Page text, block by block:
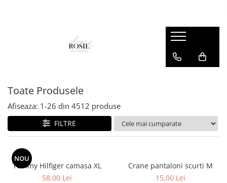
Femei
Genti
Blugi
Bluze/Topuri
Cardigane
Colanti
Copii
Bluze
Camasi
Geci
Hanorace
Pantaloni
Pantaloni scurti
Bluze
body
Camasi
Geci
Hanorace
Incaltaminte
Toate Produsele
Afiseaza: 1-26 din 4512 produse
FILTRE
NOU
Tommy Hilfiger camasa XL
58,00 Lei
Crane pantaloni scurti M
15,00 Lei